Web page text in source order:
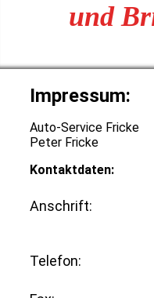
und
Impressum:
Auto-Service Fricke
Peter Fricke
Kontaktdaten:
Anschrift:
Telefon: